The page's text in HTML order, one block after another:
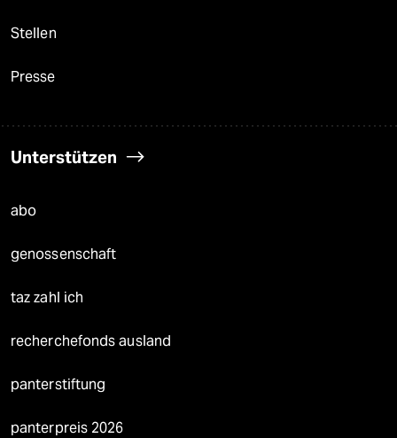
Stellen
Presse
Unterstützen
abo
genossenschaft
taz zahl ich
recherchefonds ausland
panterstiftung
panterpreis 2026